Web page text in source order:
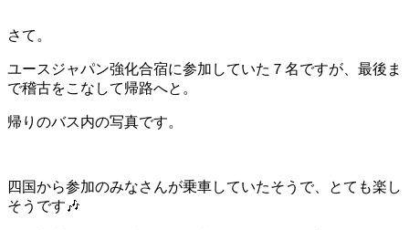
さて。
ユースジャパン強化合宿に参加していた７名ですが、最後ま
で稽古をこなして帰路へと。
帰りのバス内の写真です。
四国から参加のみなさんが乗車していたそうで、とても楽し
そうです🎶